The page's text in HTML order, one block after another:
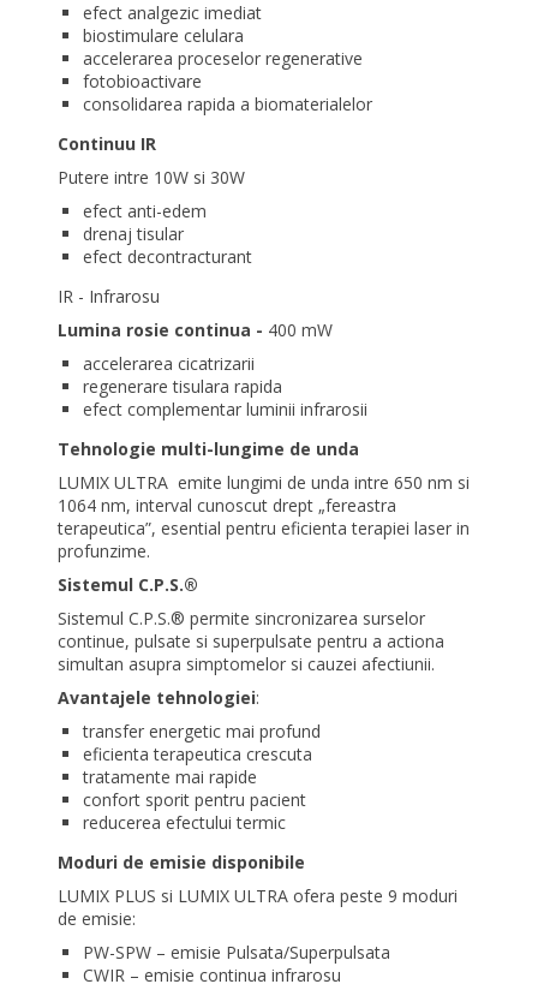
efect analgezic imediat
biostimulare celulara
accelerarea proceselor regenerative
fotobioactivare
consolidarea rapida a biomaterialelor
Continuu IR
Putere intre 10W si 30W
efect anti-edem
drenaj tisular
efect decontracturant
IR - Infrarosu
Lumina rosie continua - 400 mW
accelerarea cicatrizarii
regenerare tisulara rapida
efect complementar luminii infrarosii
Tehnologie multi-lungime de unda
LUMIX ULTRA emite lungimi de unda intre 650 nm si
1064 nm, interval cunoscut drept „fereastra
terapeutica”, esential pentru eficienta terapiei laser in
profunzime.
Sistemul C.P.S.®
Sistemul C.P.S.® permite sincronizarea surselor
continue, pulsate si superpulsate pentru a actiona
simultan asupra simptomelor si cauzei afectiunii.
Avantajele tehnologiei:
transfer energetic mai profund
eficienta terapeutica crescuta
tratamente mai rapide
confort sporit pentru pacient
reducerea efectului termic
Moduri de emisie disponibile
LUMIX PLUS si LUMIX ULTRA ofera peste 9 moduri
de emisie:
PW-SPW – emisie Pulsata/Superpulsata
CWIR – emisie continua infrarosu